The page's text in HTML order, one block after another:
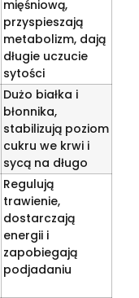
mięśniową,
przyspieszają
metabolizm, dają
długie uczucie
sytości
Dużo białka i
błonnika,
stabilizują poziom
cukru we krwi i
sycą na długo
Regulują
trawienie,
dostarczają
energii i
zapobiegają
podjadaniu